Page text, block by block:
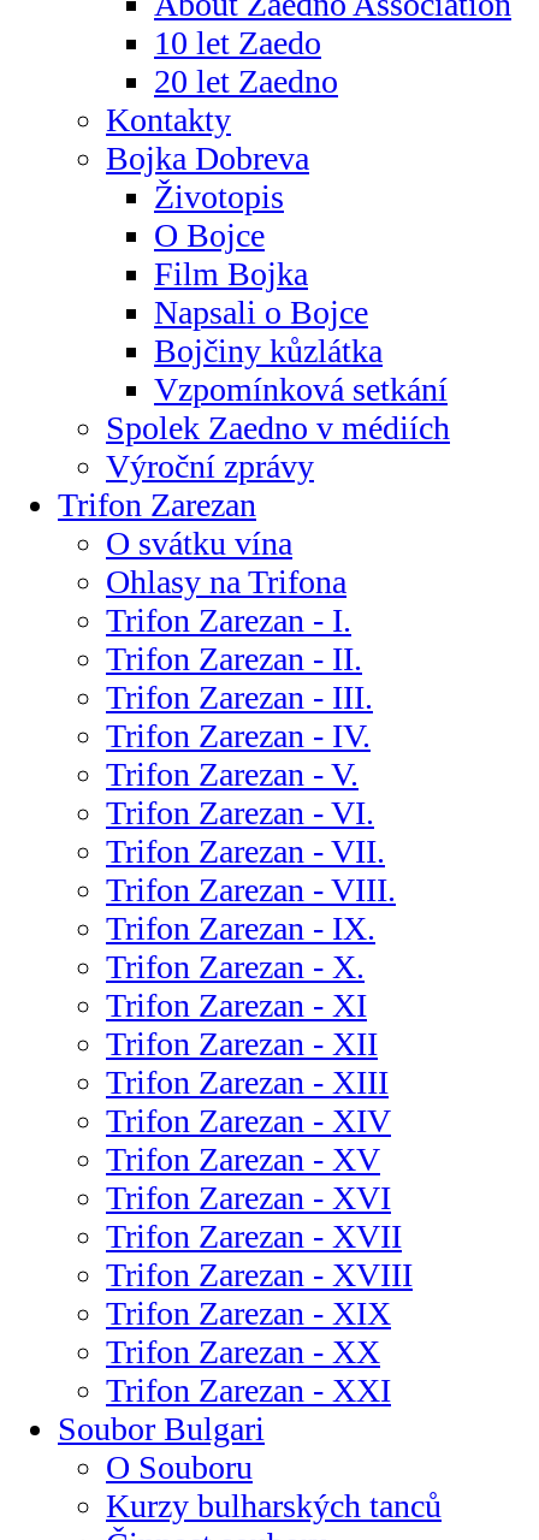
10 let Zaedo
20 let Zaedno
Kontakty
Bojka Dobreva
Životopis
O Bojce
Film Bojka
Napsali o Bojce
Bojčiny kůzlátka
Vzpomínková setkání
Spolek Zaedno v médiích
Výroční zprávy
Trifon Zarezan
O svátku vína
Ohlasy na Trifona
Trifon Zarezan - I.
Trifon Zarezan - II.
Trifon Zarezan - III.
Trifon Zarezan - IV.
Trifon Zarezan - V.
Trifon Zarezan - VI.
Trifon Zarezan - VII.
Trifon Zarezan - VIII.
Trifon Zarezan - IX.
Trifon Zarezan - X.
Trifon Zarezan - XI
Trifon Zarezan - XII
Trifon Zarezan - XIII
Trifon Zarezan - XIV
Trifon Zarezan - XV
Trifon Zarezan - XVI
Trifon Zarezan - XVII
Trifon Zarezan - XVIII
Trifon Zarezan - XIX
Trifon Zarezan - XX
Trifon Zarezan - XXI
Soubor Bulgari
O Souboru
Kurzy bulharských tanců